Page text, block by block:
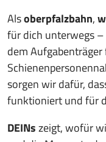
Alsoberpfalzbahn,
für dich unterwegs
dem
sorgen wir dafür,
funktioniert und für
DEINszeigt, wofür